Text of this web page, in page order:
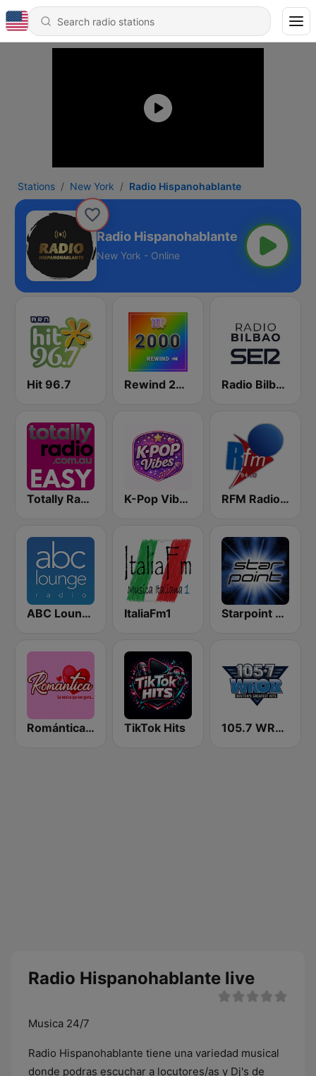
Stations New York Radio Hispanohablante
Radio Hispanohablante
New York - Online
Hit 96.7 Rewind 2000's Radio Bilbao SER
Totally Radio Easy K-Pop Vibes RFM Radio Futurs Medias 94.0 FM
ABC Lounge Jazz ItaliaFm1 Starpoint Radio
Romántica Radio TikTok Hits 105.7 WROR (US Only)
Radio Hispanohablante live
Musica 24/7
Radio Hispanohablante tiene una variedad musical
donde podras escuchar a locutores/as y Dj's de